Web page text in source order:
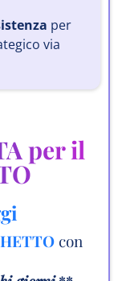
per
via
per il
con